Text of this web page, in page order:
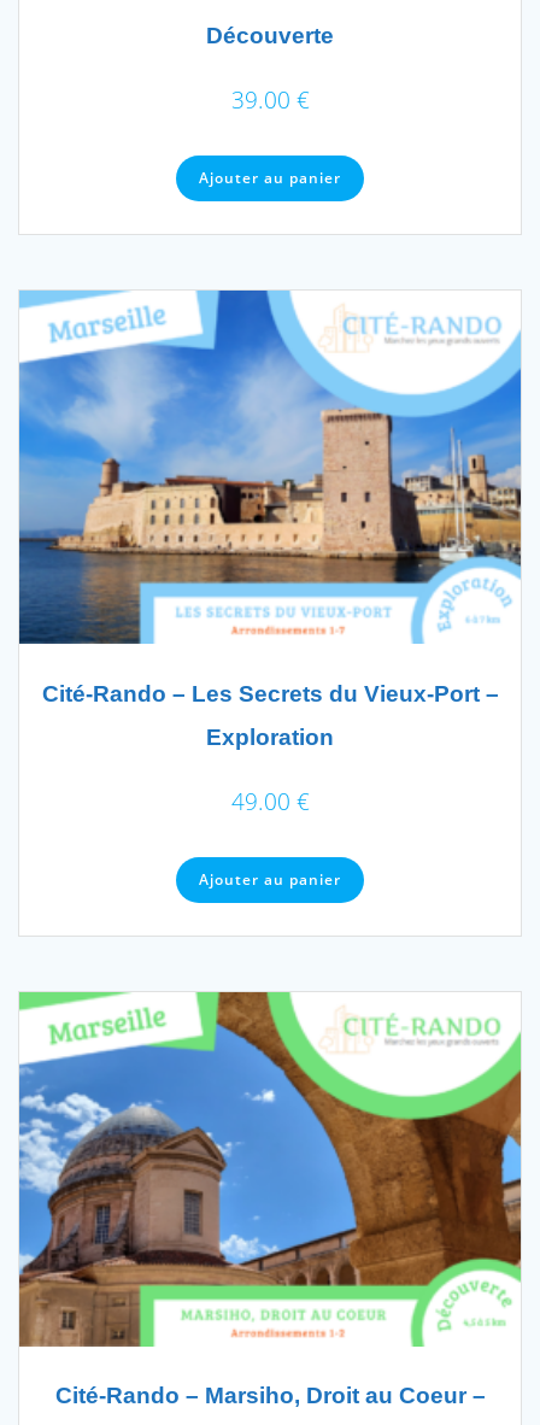
Découverte
39.00 €
Ajouter au panier
Cité-Rando – Les Secrets du Vieux-Port –
Exploration
49.00 €
Ajouter au panier
Cité-Rando – Marsiho, Droit au Coeur –